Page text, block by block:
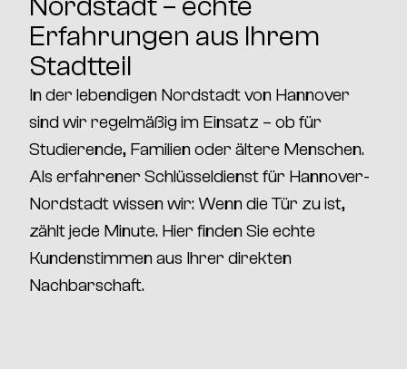
Erfahrungen aus Ihrem
Stadtteil
In der lebendigen Nordstadt von Hannover
sind wir regelmäßig im Einsatz – ob für
Studierende, Familien oder ältere Menschen.
Als erfahrener Schlüsseldienst für Hannover-
Nordstadtwissen wir: Wenn die Tür zu ist,
zählt jede Minute. Hier finden Sie echte
Kundenstimmen aus Ihrer direkten
Nachbarschaft.